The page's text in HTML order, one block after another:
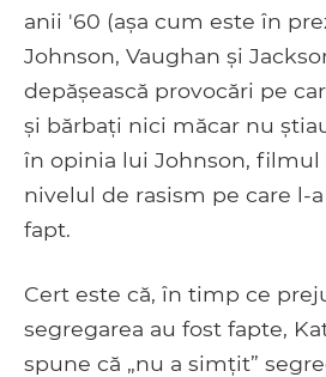
anii '60 (așa cum este în
Johnson, Vaughan și
depășească provocări pe
și bărbați nici măcar nu
în opinia lui Johnson, filmul
nivelul de rasism pe care l-
fapt.
Cert este că, în timp ce
segregarea au fost fapte,
spune că „nu a simțit”